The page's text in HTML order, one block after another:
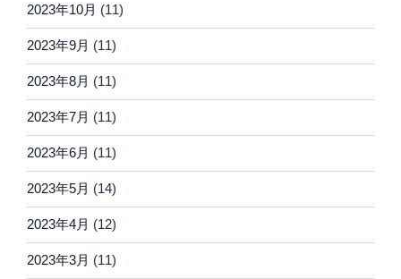
2023年10月 (11)
2023年9月 (11)
2023年8月 (11)
2023年7月 (11)
2023年6月 (11)
2023年5月 (14)
2023年4月 (12)
2023年3月 (11)